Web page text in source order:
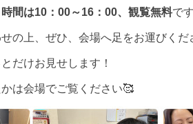
間は10：00～16：00、観覧無料です
の上、ぜひ、会場へ足をお運びく
だけお見せします！
は会場でご覧ください🥰